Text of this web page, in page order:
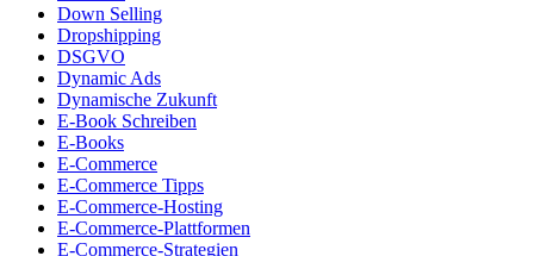
Down Selling
Dropshipping
DSGVO
Dynamic Ads
Dynamische Zukunft
E-Book Schreiben
E-Books
E-Commerce
E-Commerce Tipps
E-Commerce-Hosting
E-Commerce-Plattformen
E-Commerce-Strategien